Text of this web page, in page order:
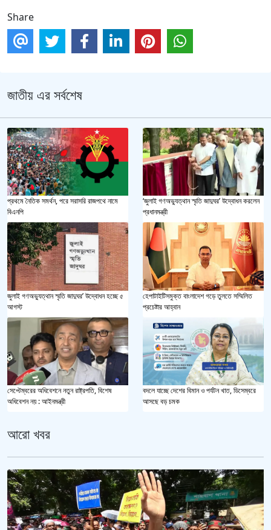
Share
জাতীয় এর সর্বশেষ
প্রথমে নৈতিক সমর্থন, পরে সরাসরি রাজপথে নামে
বিএনপি
‘জুলাই গণঅভ্যুত্থান স্মৃতি জাদুঘর’ উদ্বোধন করলেন
প্রধানমন্ত্রী
জুলাই গণঅভ্যুত্থান স্মৃতি জাদুঘর’ উদ্বোধন হচ্ছে ৫
আগস্ট
হেপাটাইটিসমুক্ত বাংলাদেশ গড়ে তুলতে সম্মিলিত
প্রচেষ্টার আহ্বান
সেপ্টেম্বরের অধিবেশনে নতুন রাষ্ট্রপতি, বিশেষ
অধিবেশন নয় : আইনমন্ত্রী
বদলে যাচ্ছে দেশের বিমান ও পর্যটন খাত, ডিসেম্বরে
আসছে বড় চমক
আরো খবর